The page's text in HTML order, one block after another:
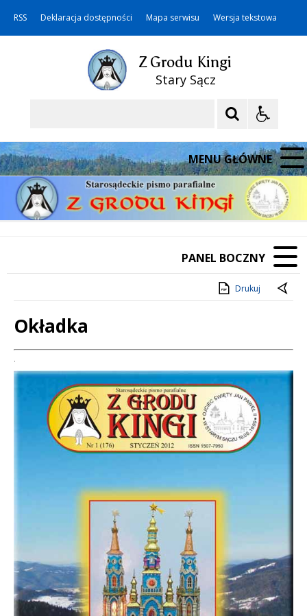
RSS Deklaracja dostępności Mapa serwisu Wersja tekstowa
Z Grodu Kingi
Stary Sącz
MENU GŁÓWNE
PANEL BOCZNY
Drukuj
Okładka
Treść
.